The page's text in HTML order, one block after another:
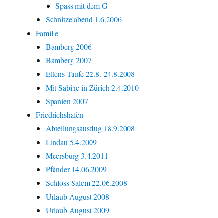
Spass mit dem G
Schnitzelabend 1.6.2006
Familie
Bamberg 2006
Bamberg 2007
Ellens Taufe 22.8.-24.8.2008
Mit Sabine in Zürich 2.4.2010
Spanien 2007
Friedrichshafen
Abteilungsausflug 18.9.2008
Lindau 5.4.2009
Meersburg 3.4.2011
Pfänder 14.06.2009
Schloss Salem 22.06.2008
Urlaub August 2008
Urlaub August 2009